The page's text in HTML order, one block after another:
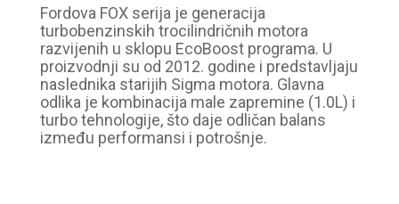
Fordova FOX serija je generacija
turbobenzinskih trocilindričnih motora
razvijenih u sklopu EcoBoost programa. U
proizvodnji su od 2012. godine i predstavljaju
naslednika starijih Sigma motora. Glavna
odlika je kombinacija male zapremine (1.0L) i
turbo tehnologije, što daje odličan balans
između performansi i potrošnje.